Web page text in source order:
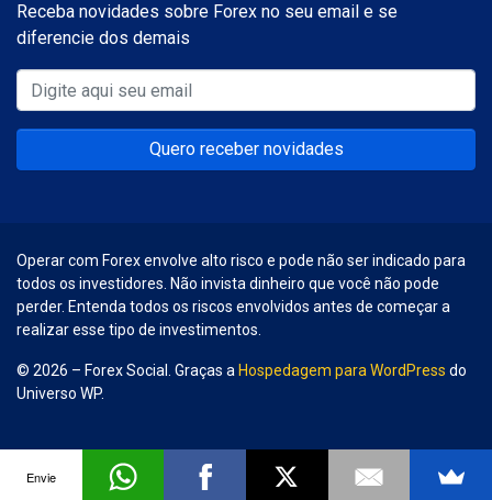
Receba novidades sobre Forex no seu email e se
diferencie dos demais
Quero receber novidades
Operar com Forex envolve alto risco e pode não ser indicado para
todos os investidores. Não invista dinheiro que você não pode
perder. Entenda todos os riscos envolvidos antes de começar a
realizar esse tipo de investimentos.
© 2026 – Forex Social. Graças a Hospedagem para WordPress do
Universo WP.
Envie